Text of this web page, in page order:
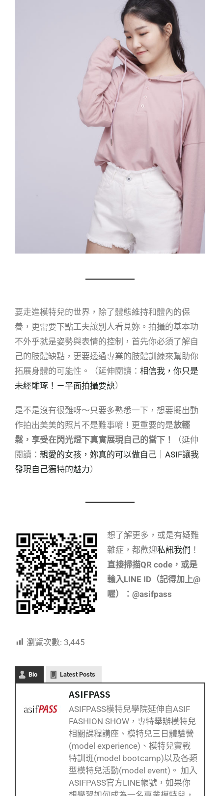
要走進模特兒的世界，除了體態維持和體內的保
養，更需要下點工夫讓別人看見妳。拍攝的基本功
不外乎就是姿勢與表情的控制，首先你必須了解自
己的肢體缺點，更要透過專業的肢體訓練來幫助你
拓展身體的可能性。（延伸閱讀： 相信我，你只是
未經雕琢！－平面拍攝要訣）
是不是沒有很難呀～只要多熟悉一下，想要擺出動
作拍出美美的照片不是難事唷！更重要的是放輕
鬆，享受在閃光燈下真實展現自己的當下！
（延伸
閱讀： 親愛的女孩，妳真的可以做自己｜ASIF讓我
發現自己獨特的魅力）
想了解更多，或是有疑難
雜症，都歡迎私訊我們 ！
直接掃描QR code，或是
輸入LINE ID（記得加上@
喔）：@asifpass
瀏覽次數: 3,445
Bio Latest Posts
ASIFPASS
ASIFPASS模特兒學院延伸自ASIF
FASHION SHOW，專特舉辦模特兒
相關課程講座、模特兒三日體驗營
(model experience)、模特兒實戰
特訓班(model bootcamp)以及各類
型模特兒活動(model event)。 加入
ASIFPASS官方LINE帳號，如果你